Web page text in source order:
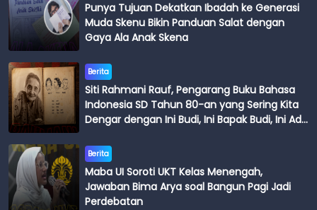
Punya Tujuan Dekatkan Ibadah ke Generasi
Muda Skenu Bikin Panduan Salat dengan
Gaya Ala Anak Skena
Berita
Siti Rahmani Rauf, Pengarang Buku Bahasa
Indonesia SD Tahun 80-an yang Sering Kita
Dengar dengan Ini Budi, Ini Bapak Budi, Ini Adik
Berita
Maba UI Soroti UKT Kelas Menengah,
Jawaban Bima Arya soal Bangun Pagi Jadi
Perdebatan